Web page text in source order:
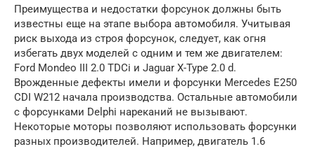
Преимущества и недостатки форсунок должны быть
известны еще на этапе выбора автомобиля. Учитывая
риск выхода из строя форсунок, следует, как огня
избегать двух моделей с одним и тем же двигателем:
Ford Mondeo III 2.0 TDCi и Jaguar X-Type 2.0 d.
Врожденные дефекты имели и форсунки Mercedes E250
CDI W212 начала производства. Остальные автомобили
с форсунками Delphi нареканий не вызывают.
Некоторые моторы позволяют использовать форсунки
разных производителей. Например, двигатель 1.6